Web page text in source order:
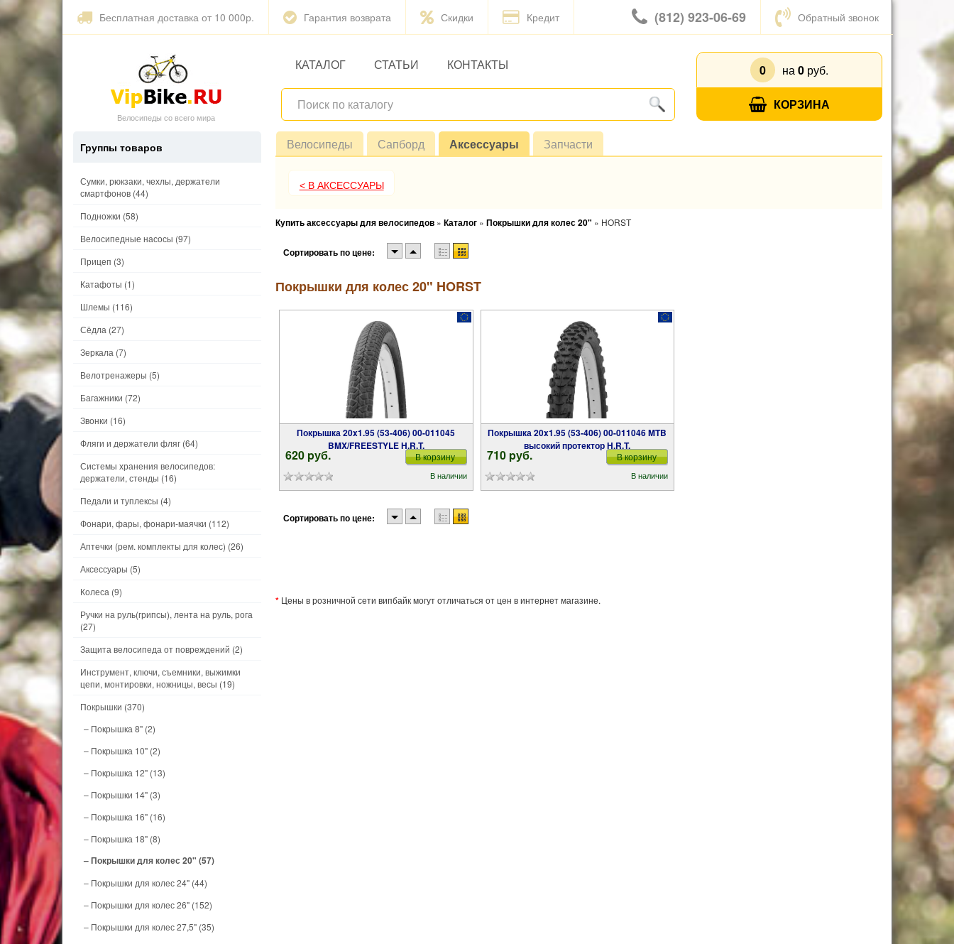
Бесплатная доставка от 10 000р. Гарантия возврата Скидки Кредит (812) 923-06-69 Обратный звонок
Велосипеды со всего мира
КАТАЛОГ СТАТЬИ КОНТАКТЫ 0 на 0руб.
КОРЗИНА
Велосипеды Сапборд Аксессуары Запчасти
< В АКСЕССУАРЫ
Купить аксессуары для велосипедов » Каталог » Покрышки для колес 20" » HORST
Сортировать по цене:
Покрышки для колес 20" HORST
Покрышка 20x1.95 (53-406) 00-011045
BMX/FREESTYLE H.R.T.
620 pуб. В корзину
В наличии
Покрышка 20x1.95 (53-406) 00-011046 MTB
высокий протектор H.R.T.
710 pуб. В корзину
В наличии
Сортировать по цене:
* Цены в розничной сети випбайк могут отличаться от цен в интернет магазине.
Группы товаров
Сумки, рюкзаки, чехлы, держатели
смартфонов (44)
Подножки (58)
Велосипедные насосы (97)
Прицеп (3)
Катафоты (1)
Шлемы (116)
Сёдла (27)
Зеркала (7)
Велотренажеры (5)
Багажники (72)
Звонки (16)
Фляги и держатели фляг (64)
Системы хранения велосипедов:
держатели, стенды (16)
Педали и туплексы (4)
Фонари, фары, фонари-маячки (112)
Аптечки (рем. комплекты для колес) (26)
Аксессуары (5)
Колеса (9)
Ручки на руль(грипсы), лента на руль, рога
(27)
Защита велосипеда от повреждений (2)
Инструмент, ключи, съемники, выжимки
цепи, монтировки, ножницы, весы (19)
Покрышки (370)
– Покрышка 8" (2)
– Покрышка 10" (2)
– Покрышка 12" (13)
– Покрышки 14" (3)
– Покрышка 16" (16)
– Покрышка 18" (8)
– Покрышки для колес 20" (57)
– Покрышки для колес 24" (44)
– Покрышки для колес 26" (152)
– Покрышки для колес 27,5" (35)